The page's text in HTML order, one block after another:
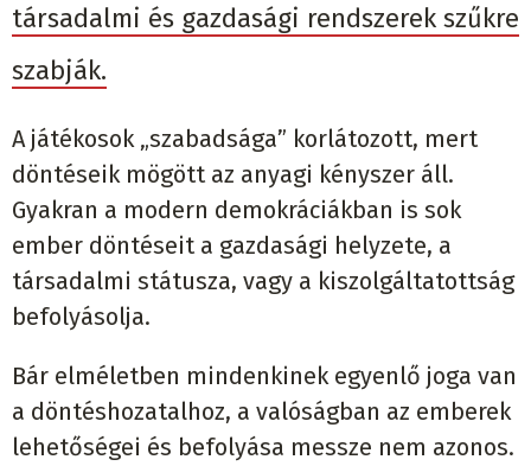
társadalmi és gazdasági rendszerek szűkre
szabják.
A játékosok „szabadsága” korlátozott, mert
döntéseik mögött az anyagi kényszer áll.
Gyakran a modern demokráciákban is sok
ember döntéseit a gazdasági helyzete, a
társadalmi státusza, vagy a kiszolgáltatottság
befolyásolja.
Bár elméletben mindenkinek egyenlő joga van
a döntéshozatalhoz, a valóságban az emberek
lehetőségei és befolyása messze nem azonos.